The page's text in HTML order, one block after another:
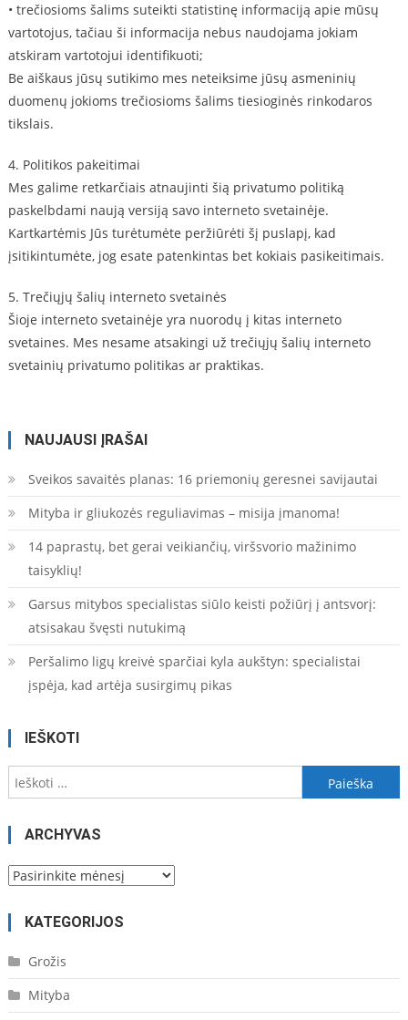
• trečiosioms šalims suteikti statistinę informaciją apie mūsų
vartotojus, tačiau ši informacija nebus naudojama jokiam
atskiram vartotojui identifikuoti;
Be aiškaus jūsų sutikimo mes neteiksime jūsų asmeninių
duomenų jokioms trečiosioms šalims tiesioginės rinkodaros
tikslais.
4. Politikos pakeitimai
Mes galime retkarčiais atnaujinti šią privatumo politiką
paskelbdami naują versiją savo interneto svetainėje.
Kartkartėmis Jūs turėtumėte peržiūrėti šį puslapį, kad
įsitikintumėte, jog esate patenkintas bet kokiais pasikeitimais.
5. Trečiųjų šalių interneto svetainės
Šioje interneto svetainėje yra nuorodų į kitas interneto
svetaines. Mes nesame atsakingi už trečiųjų šalių interneto
svetainių privatumo politikas ar praktikas.
NAUJAUSI ĮRAŠAI
Sveikos savaitės planas: 16 priemonių geresnei savijautai
Mityba ir gliukozės reguliavimas – misija įmanoma!
14 paprastų, bet gerai veikiančių, viršsvorio mažinimo
taisyklių!
Garsus mitybos specialistas siūlo keisti požiūrį į antsvorį:
atsisakau švęsti nutukimą
Peršalimo ligų kreivė sparčiai kyla aukštyn: specialistai
įspėja, kad artėja susirgimų pikas
IEŠKOTI
Ieškoti:
ARCHYVAS
Archyvas
KATEGORIJOS
Grožis
Mityba